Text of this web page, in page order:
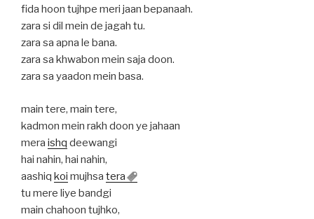
fida hoon tujhpe meri jaan bepanaah.
zara si dil mein de jagah tu.
zara sa apna le bana.
zara sa khwabon mein saja doon.
zara sa yaadon mein basa.
main tere, main tere,
kadmon mein rakh doon ye jahaan
mera ishq deewangi
hai nahin, hai nahin,
aashiq koi mujhsa tera
tu mere liye bandgi
main chahoon tujhko,